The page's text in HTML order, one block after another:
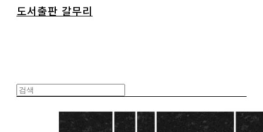
도서출판 갈무리